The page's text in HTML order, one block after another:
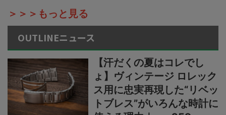
＞＞＞もっと見る
OUTLINEニュース
【汗だくの夏はコレでし
ょ】ヴィンテージ ロレック
ス用に忠実再現した“リベッ
トブレス”がいろんな時計に